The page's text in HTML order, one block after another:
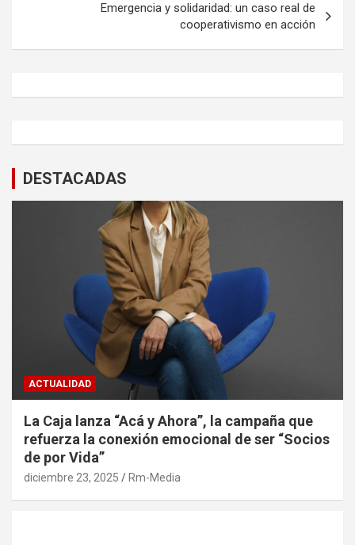
Emergencia y solidaridad: un caso real de
cooperativismo en acción
DESTACADAS
ACTUALIDAD
La Caja lanza “Acá y Ahora”, la campaña que
refuerza la conexión emocional de ser “Socios
de por Vida”
diciembre 23, 2025 Rm-Media